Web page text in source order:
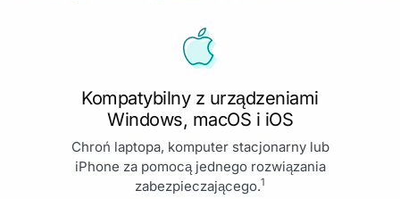
Kompatybilny z urządzeniami
Windows, macOS i iOS
Chroń laptopa, komputer stacjonarny lub
iPhone za pomocą jednego rozwiązania
zabezpieczającego.1